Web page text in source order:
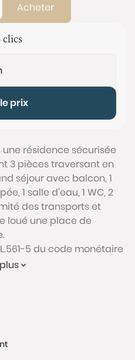
Acheter
prix
une résidence sécurisée
3 pièces traversant en
séjour avec balcon, 1
1 salle d'eau, 1 WC, 2
des transports et
loué une place de
5 du code monétaire
pièce d'identité
auxquels ce bien est